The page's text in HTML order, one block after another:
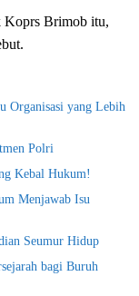
Koprs Brimob itu,
Organisasi yang Lebih
Polri
Kebal Hukum!
Menjawab Isu
Seumur Hidup
bagi Buruh